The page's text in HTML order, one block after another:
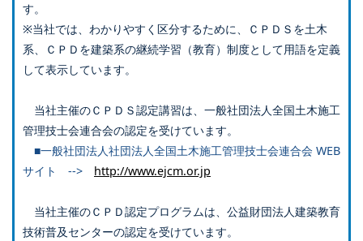
す。
※当社では、わかりやすく区分するために、ＣＰＤＳを土木
系、ＣＰＤを建築系の継続学習（教育）制度として用語を定義
して表示しています。
当社主催のＣＰＤＳ認定講習は、一般社団法人全国土木施工
管理技士会連合会の認定を受けています。
■一般社団法人社団法人全国土木施工管理技士会連合会 WEB
サイト --> http://www.ejcm.or.jp
当社主催のＣＰＤ認定プログラムは、公益財団法人建築教育
技術普及センターの認定を受けています。